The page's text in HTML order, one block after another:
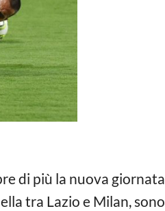
di più la nuova giornata
tra Lazio e Milan, sono